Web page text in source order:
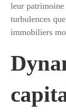
leur patrimoine
turbulences
immobiliers